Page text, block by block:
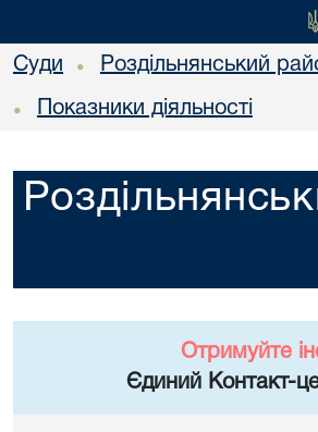
Суди • Роздільнянський
• Показники діяльності
Отримуйте
Єдиний Контакт-